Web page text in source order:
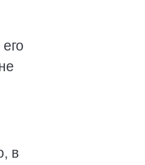
в